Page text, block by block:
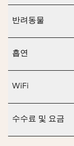
반려동물
흡연
WiFi
수수료 및 요금